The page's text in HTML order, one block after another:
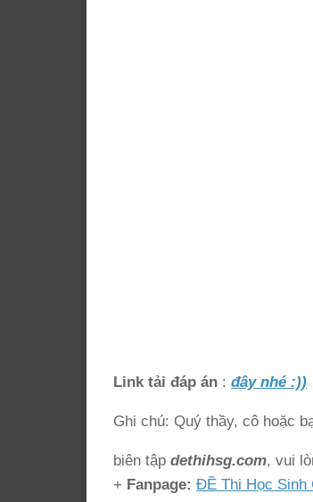
Link tải đáp án : đây nhé :))
Ghi chú: Quý thầy, cô hoặc
biên tập dethihsg.com, vui
+ Fanpage: ĐỀ Thi Học Sinh